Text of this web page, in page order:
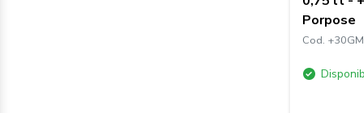
Porpose
Cod.